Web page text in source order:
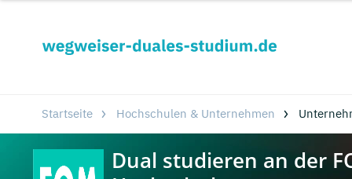
Startseite Hochschulen & Unternehmen